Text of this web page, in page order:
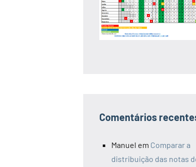
Comentários
Manuel em Comparar a
distribuição das notas